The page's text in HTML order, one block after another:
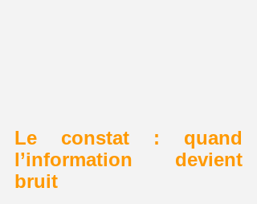
Le constat : quand
l’information devient
bruit